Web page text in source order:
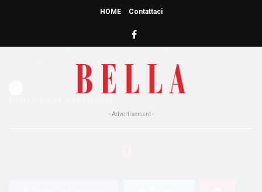
HOME Contattaci
- Advertisement -
Asma? Meglio limitare il
consumo di carni lavorate
0